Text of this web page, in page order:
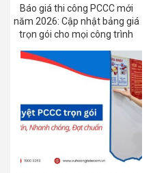
Báo giá thi công PCCC mới
năm 2026: Cập nhật bảng giá
trọn gói cho mọi công trình